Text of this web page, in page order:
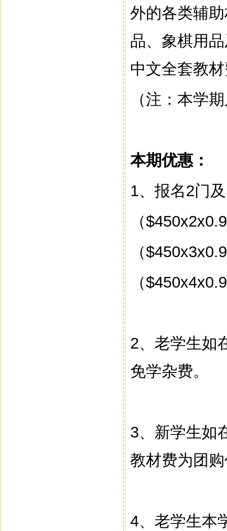
外的各类辅
品、象棋用
中文全套教
（注：本学
本期优惠：
1、报名2门
（
（
（
2、老学生如
免学杂费。
3、新学生如
教材费为团
4、老学生本